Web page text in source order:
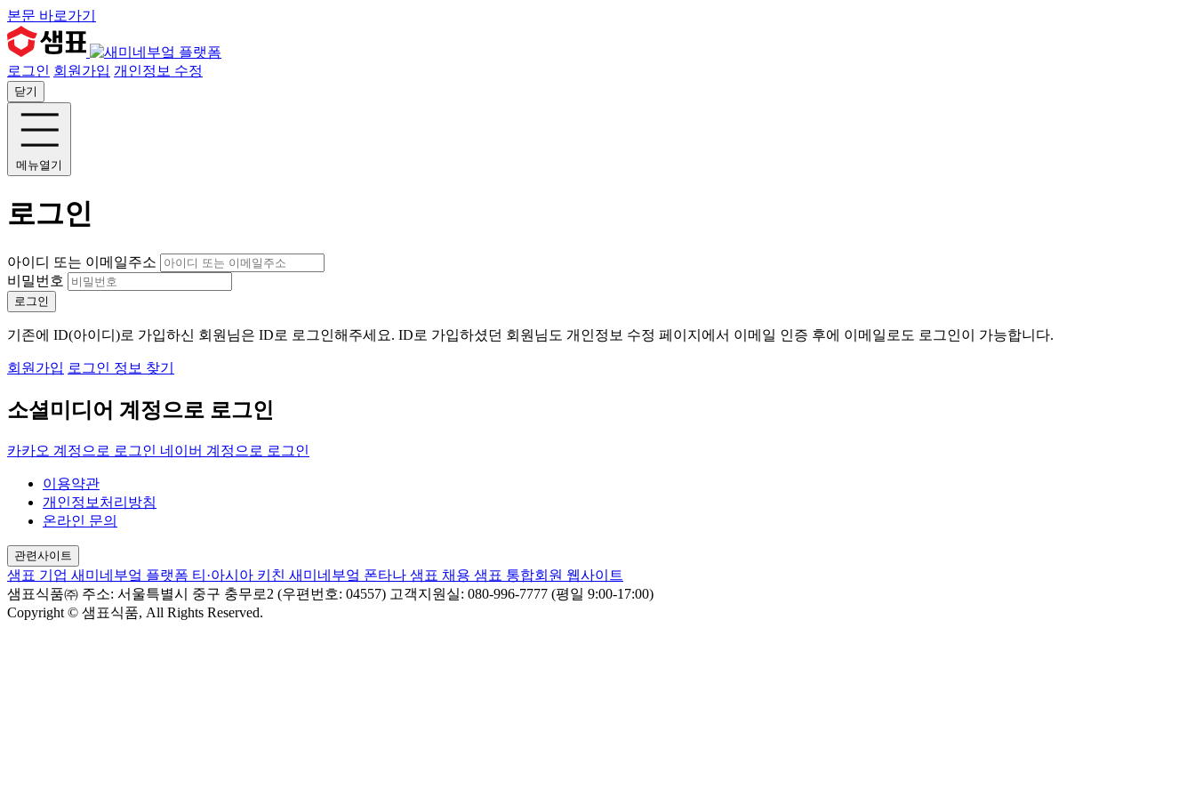
본문 바로가기
로그인 회원가입 개인정보 수정
닫기
메뉴열기
로그인
아이디 또는 이메일주소
비밀번호
로그인
기존에 ID(아이디)로 가입하신 회원님은 ID로 로그인해주세요. ID로 가입하셨던 회원님도 개인정보 수정 페이지에서 이메일 인증 후에 이메일로도 로그인이 가능합니다.
회원가입 로그인 정보 찾기
소셜미디어 계정으로 로그인
카카오 계정으로 로그인 네이버 계정으로 로그인
이용약관
개인정보처리방침
온라인 문의
관련사이트
샘표 기업 새미네부엌 플랫폼 티·아시아 키친 새미네부엌 폰타나 샘표 채용 샘표 통합회원 웹사이트
샘표식품㈜ 주소: 서울특별시 중구 충무로2 (우편번호: 04557) 고객지원실: 080-996-7777 (평일 9:00-17:00)
Copyright © 샘표식품, All Rights Reserved.